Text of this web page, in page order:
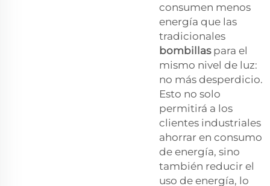
consumen menos
energía que las
tradicionales
bombillas para el
mismo nivel de luz:
no más desperdicio.
Esto no solo
permitirá a los
clientes industriales
ahorrar en consumo
de energía, sino
también reducir el
uso de energía, lo